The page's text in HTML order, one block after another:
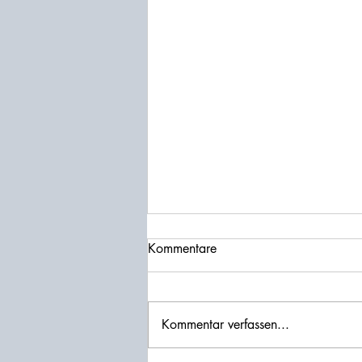
Kommentare
Kommentar verfassen...